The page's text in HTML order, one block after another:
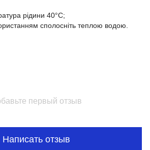
рідини 40°C;
сполосніть теплою водою.
первый отзыв
Написать отзыв